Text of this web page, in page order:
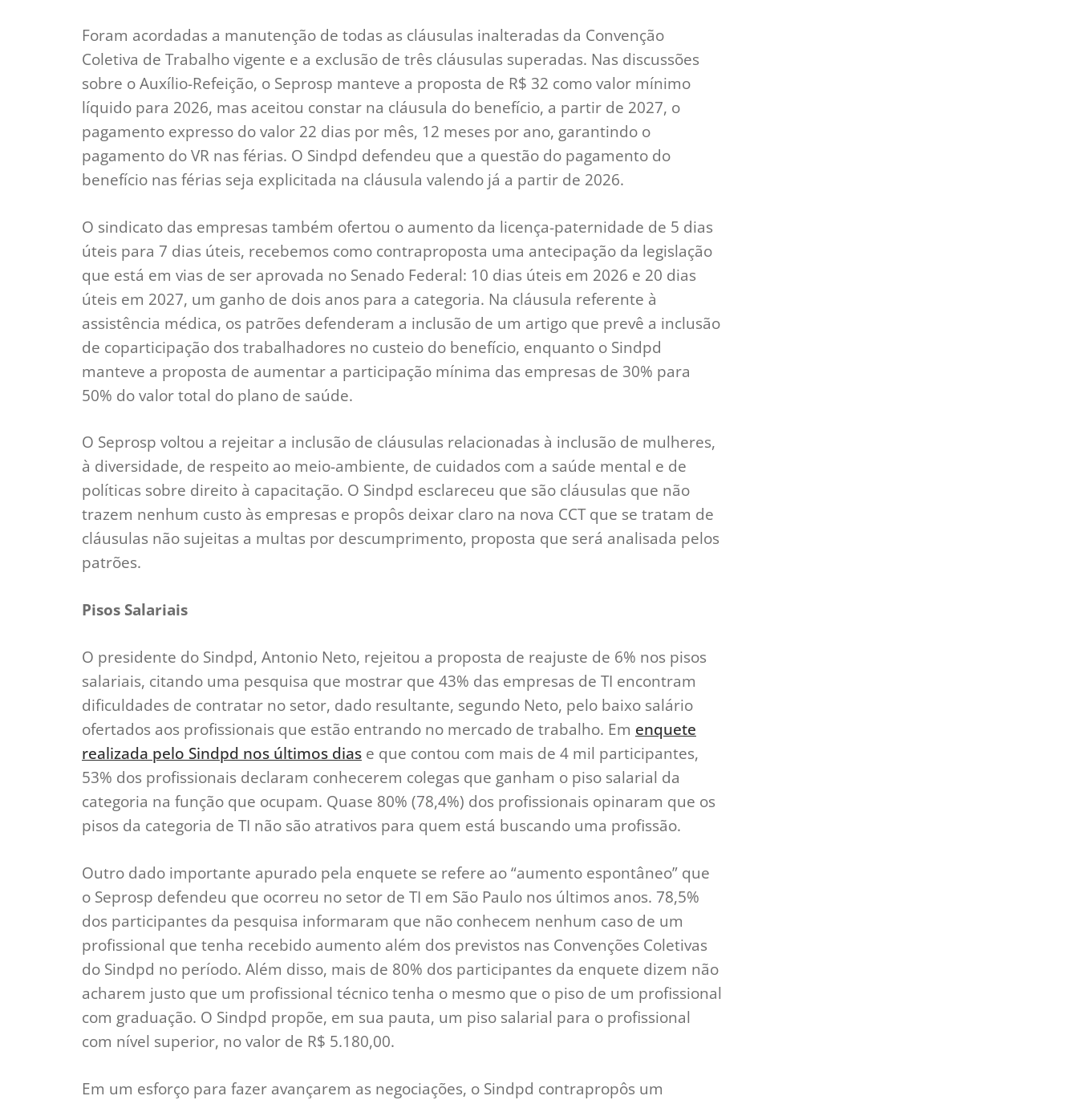
Foram acordadas a manutenção de todas as cláusulas inalteradas da Convenção
Coletiva de Trabalho vigente e a exclusão de três cláusulas superadas. Nas discussões
sobre o Auxílio-Refeição, o Seprosp manteve a proposta de R$ 32 como valor mínimo
líquido para 2026, mas aceitou constar na cláusula do benefício, a partir de 2027, o
pagamento expresso do valor 22 dias por mês, 12 meses por ano, garantindo o
pagamento do VR nas férias. O Sindpd defendeu que a questão do pagamento do
benefício nas férias seja explicitada na cláusula valendo já a partir de 2026.
O sindicato das empresas também ofertou o aumento da licença-paternidade de 5 dias
úteis para 7 dias úteis, recebemos como contraproposta uma antecipação da legislação
que está em vias de ser aprovada no Senado Federal: 10 dias úteis em 2026 e 20 dias
úteis em 2027, um ganho de dois anos para a categoria. Na cláusula referente à
assistência médica, os patrões defenderam a inclusão de um artigo que prevê a inclusão
de coparticipação dos trabalhadores no custeio do benefício, enquanto o Sindpd
manteve a proposta de aumentar a participação mínima das empresas de 30% para
50% do valor total do plano de saúde.
O Seprosp voltou a rejeitar a inclusão de cláusulas relacionadas à inclusão de mulheres,
à diversidade, de respeito ao meio-ambiente, de cuidados com a saúde mental e de
políticas sobre direito à capacitação. O Sindpd esclareceu que são cláusulas que não
trazem nenhum custo às empresas e propôs deixar claro na nova CCT que se tratam de
cláusulas não sujeitas a multas por descumprimento, proposta que será analisada pelos
patrões.
Pisos Salariais
O presidente do Sindpd, Antonio Neto, rejeitou a proposta de reajuste de 6% nos pisos
salariais, citando uma pesquisa que mostrar que 43% das empresas de TI encontram
dificuldades de contratar no setor, dado resultante, segundo Neto, pelo baixo salário
ofertados aos profissionais que estão entrando no mercado de trabalho. Em enquete
realizada pelo Sindpd nos últimos dias e que contou com mais de 4 mil participantes,
53% dos profissionais declaram conhecerem colegas que ganham o piso salarial da
categoria na função que ocupam. Quase 80% (78,4%) dos profissionais opinaram que os
pisos da categoria de TI não são atrativos para quem está buscando uma profissão.
Outro dado importante apurado pela enquete se refere ao “aumento espontâneo” que
o Seprosp defendeu que ocorreu no setor de TI em São Paulo nos últimos anos. 78,5%
dos participantes da pesquisa informaram que não conhecem nenhum caso de um
profissional que tenha recebido aumento além dos previstos nas Convenções Coletivas
do Sindpd no período. Além disso, mais de 80% dos participantes da enquete dizem não
acharem justo que um profissional técnico tenha o mesmo que o piso de um profissional
com graduação. O Sindpd propõe, em sua pauta, um piso salarial para o profissional
com nível superior, no valor de R$ 5.180,00.
Em um esforço para fazer avançarem as negociações, o Sindpd contrapropôs um